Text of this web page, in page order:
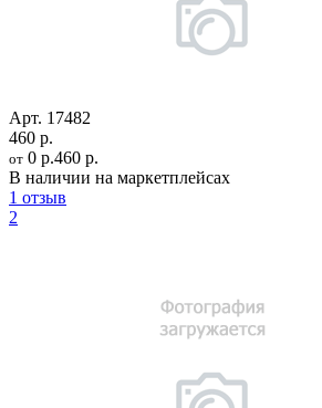
Арт. 17482
460 р.
от 0 р.460 р.
В наличии на маркетплейсах
1 отзыв
2